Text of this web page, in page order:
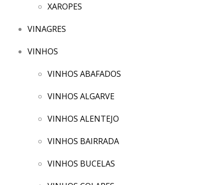
XAROPES
VINAGRES
VINHOS
VINHOS ABAFADOS
VINHOS ALGARVE
VINHOS ALENTEJO
VINHOS BAIRRADA
VINHOS BUCELAS